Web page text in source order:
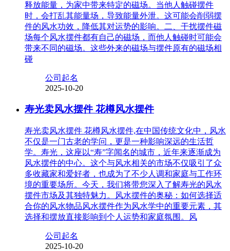
释放能量，为家中带来特定的磁场。当他人触碰摆件
时，会打乱其能量场，导致能量外泄。这可能会削弱摆
件的风水功效，降低其对运势的影响。二、干扰摆件磁
场每个风水摆件都有自己的磁场，而他人触碰时可能会
带来不同的磁场。这些外来的磁场与摆件原有的磁场相
碰
公司起名
2025-10-20
寿光卖风水摆件 花樽风水摆件
寿光卖风水摆件 花樽风水摆件,在中国传统文化中，风水
不仅是一门古老的学问，更是一种影响深远的生活哲
学。寿光，这座以“寿”字闻名的城市，近年来逐渐成为
风水摆件的中心。这个与风水相关的市场不仅吸引了众
多收藏家和爱好者，也成为了不少人调和家庭与工作环
境的重要场所。今天，我们将带您深入了解寿光的风水
摆件市场及其独特魅力。风水摆件的奥秘：如何选择适
合你的风水物品风水摆件作为风水学中的重要元素，其
选择和摆放直接影响到个人运势和家庭氛围。风
公司起名
2025-10-20